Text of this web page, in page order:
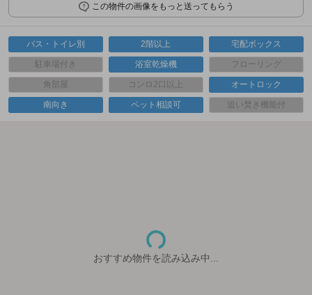
この物件の画像をもっと送ってもらう
バス・トイレ別 2階以上 宅配ボックス
駐車場付き 浴室乾燥機 フローリング
角部屋 コンロ2口以上 オートロック
南向き ペット相談可 追い焚き機能付
おすすめ物件を読み込み中...